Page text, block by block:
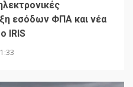
εσόδων ΦΠΑ και νέα
IRIS